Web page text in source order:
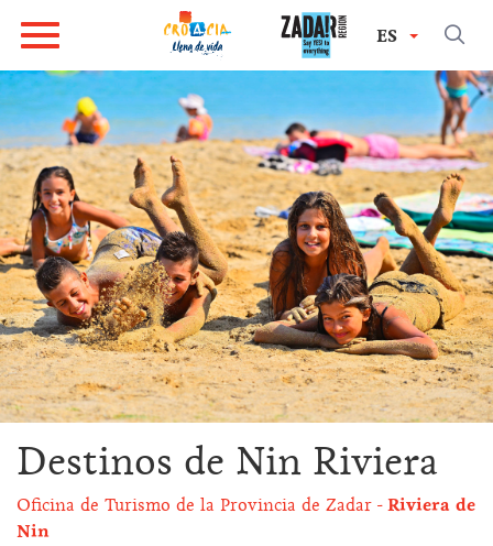
ES
Destinos de Nin Riviera
Oficina de Turismo de la Provincia de Zadar
Riviera de
Nin